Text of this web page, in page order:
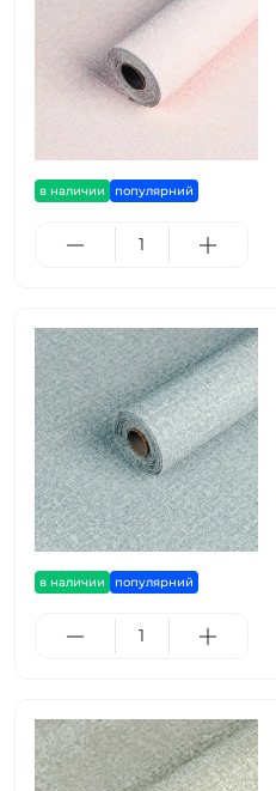
в наличии популярний
в наличии популярний